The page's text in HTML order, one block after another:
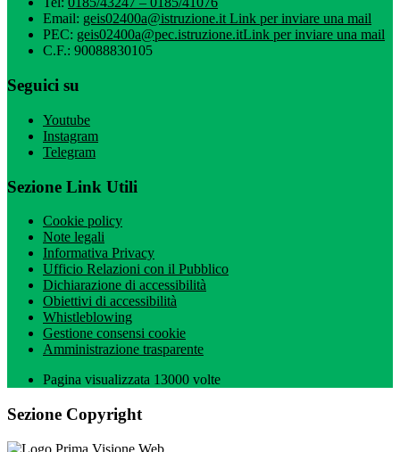
Email: geis02400a@istruzione.it Link per inviare una mail
PEC: geis02400a@pec.istruzione.itLink per inviare una mail
C.F.: 90088830105
Seguici su
Youtube
Instagram
Telegram
Sezione Link Utili
Cookie policy
Note legali
Informativa Privacy
Ufficio Relazioni con il Pubblico
Dichiarazione di accessibilità
Obiettivi di accessibilità
Whistleblowing
Gestione consensi cookie
Amministrazione trasparente
Pagina visualizzata 13000 volte
Sezione Copyright